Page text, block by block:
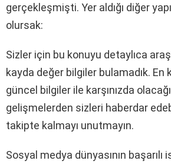
gerçekleşmişti. Yer aldığı diğer
olursak:
Sizler için bu konuyu detaylıca
kayda değer bilgiler bulamadık. En
güncel bilgiler ile karşınızda
gelişmelerden sizleri haberdar
takipte kalmayı unutmayın.
Sosyal medya dünyasının başarılı